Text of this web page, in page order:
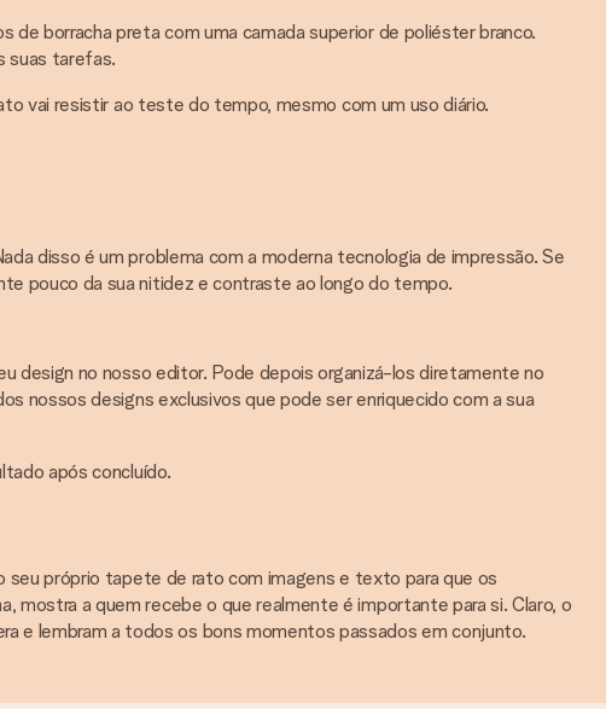
borracha preta com uma camada superior de poliéster branco.
suas tarefas.
vai resistir ao teste do tempo, mesmo com um uso diário.
disso é um problema com a moderna tecnologia de impressão. Se
pouco da sua nitidez e contraste ao longo do tempo.
design no nosso editor. Pode depois organizá-los diretamente no
nossos designs exclusivos que pode ser enriquecido com a sua
após concluído.
seu próprio tapete de rato com imagens e texto para que os
mostra a quem recebe o que realmente é importante para si. Claro, o
e lembram a todos os bons momentos passados em conjunto.